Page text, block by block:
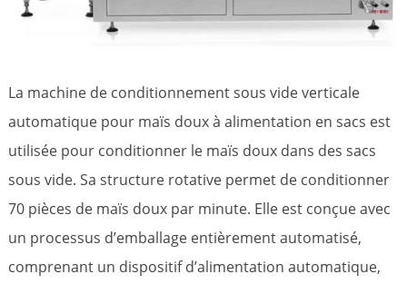
La machine de conditionnement sous vide verticale
automatique pour maïs doux à alimentation en sacs est
utilisée pour conditionner le maïs doux dans des sacs
sous vide. Sa structure rotative permet de conditionner
70 pièces de maïs doux par minute. Elle est conçue avec
un processus d’emballage entièrement automatisé,
comprenant un dispositif d’alimentation automatique,